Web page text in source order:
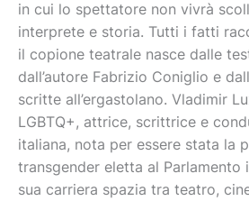
in cui lo spettatore non vivrà
interprete e storia. Tutti i fatti
il copione teatrale nasce dalle
dall’autore Fabrizio Coniglio e
scritte all’ergastolano. Vladimir
LGBTQ+, attrice, scrittrice e
italiana, nota per essere stata la
transgender eletta al Parlamento
sua carriera spazia tra teatro,